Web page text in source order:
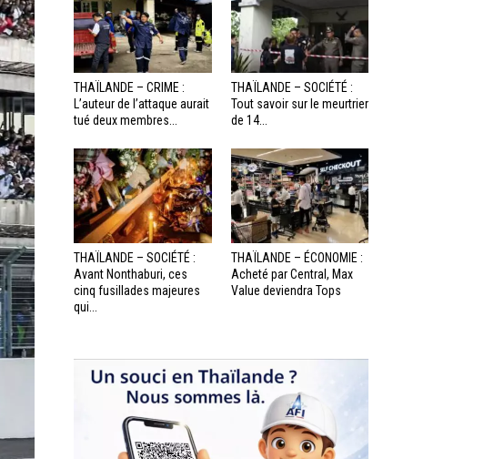
THAÏLANDE – CRIME :
L’auteur de l’attaque aurait
tué deux membres...
THAÏLANDE – SOCIÉTÉ :
Tout savoir sur le meurtrier
de 14...
THAÏLANDE – SOCIÉTÉ :
Avant Nonthaburi, ces
cinq fusillades majeures
qui...
THAÏLANDE – ÉCONOMIE :
Acheté par Central, Max
Value deviendra Tops